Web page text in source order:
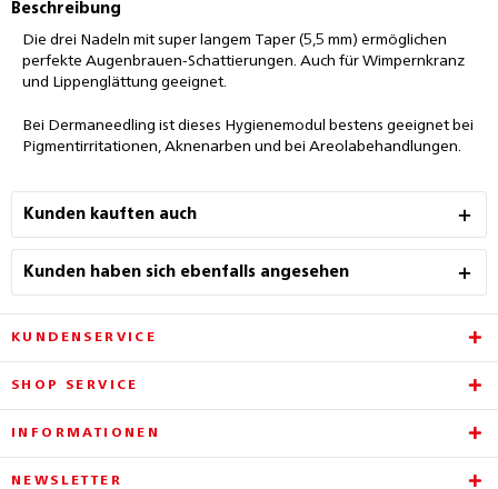
Beschreibung
Die drei Nadeln mit super langem Taper (5,5 mm) ermöglichen
perfekte Augenbrauen-Schattierungen. Auch für Wimpernkranz
und Lippenglättung geeignet.
Bei Dermaneedling ist dieses Hygienemodul bestens geeignet bei
Pigmentirritationen, Aknenarben und bei Areolabehandlungen.
Kunden kauften auch
Kunden haben sich ebenfalls angesehen
KUNDENSERVICE
SHOP SERVICE
INFORMATIONEN
NEWSLETTER